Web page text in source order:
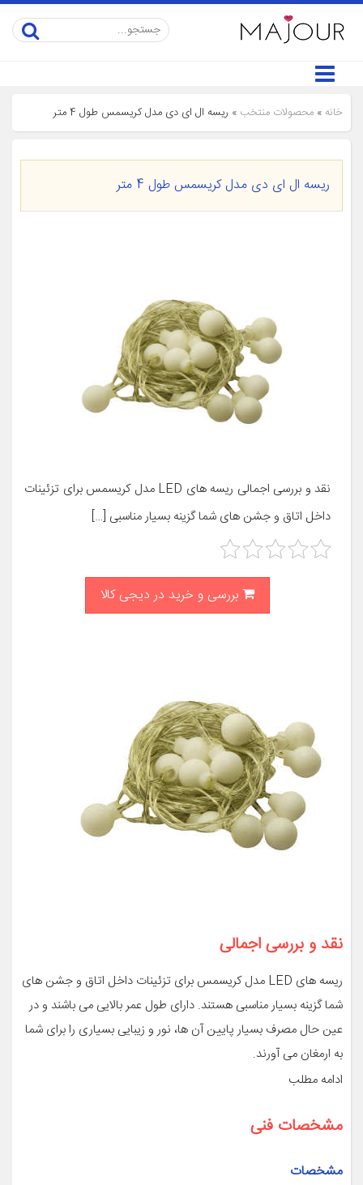
خانه » محصولات منتخب » ریسه ال ای دی مدل کریسمس طول 4 متر
ریسه ال ای دی مدل کریسمس طول 4 متر
نقد و بررسی اجمالی ریسه های LED مدل کریسمس برای تزئینات
داخل اتاق و جشن های شما گزینه بسیار مناسبی […]
بررسی و خرید در دیجی کالا
نقد و بررسی اجمالی
ریسه های LED مدل کریسمس برای تزئینات داخل اتاق و جشن های
شما گزینه بسیار مناسبی هستند. دارای طول عمر بالایی می باشند و در
عین حال مصرف بسیار پایین آن ها، نور و زیبایی بسیاری را برای شما
به ارمغان می آورند.
ادامه مطلب
مشخصات فنی
مشخصات